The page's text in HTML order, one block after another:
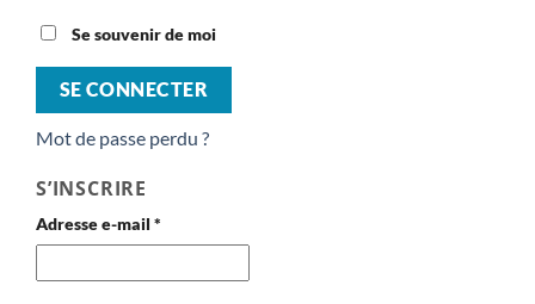
Se souvenir de moi
SE CONNECTER
Mot de passe perdu ?
S’INSCRIRE
Adresse e-mail *